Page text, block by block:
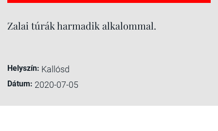
Zalai túrák harmadik alkalommal.
Helyszín: Kallósd
Dátum: 2020-07-05